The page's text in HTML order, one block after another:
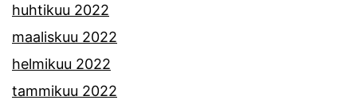
huhtikuu 2022
maaliskuu 2022
helmikuu 2022
tammikuu 2022